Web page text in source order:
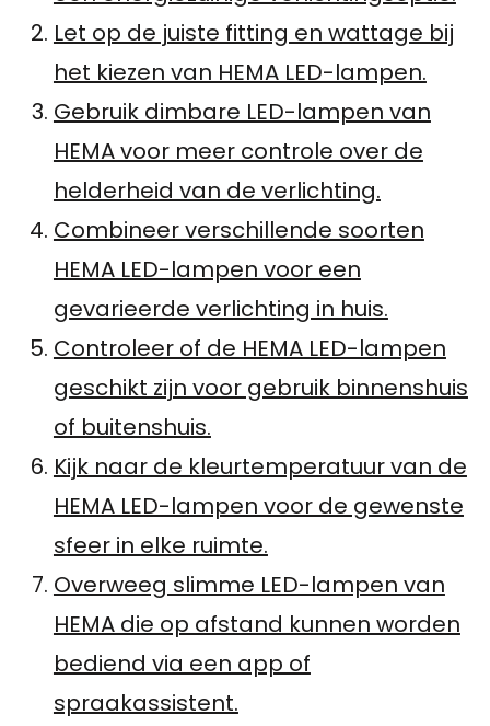
Let op de juiste fitting en wattage bij
het kiezen van HEMA LED-lampen.
Gebruik dimbare LED-lampen van
HEMA voor meer controle over de
helderheid van de verlichting.
Combineer verschillende soorten
HEMA LED-lampen voor een
gevarieerde verlichting in huis.
Controleer of de HEMA LED-lampen
geschikt zijn voor gebruik binnenshuis
of buitenshuis.
Kijk naar de kleurtemperatuur van de
HEMA LED-lampen voor de gewenste
sfeer in elke ruimte.
Overweeg slimme LED-lampen van
HEMA die op afstand kunnen worden
bediend via een app of
spraakassistent.